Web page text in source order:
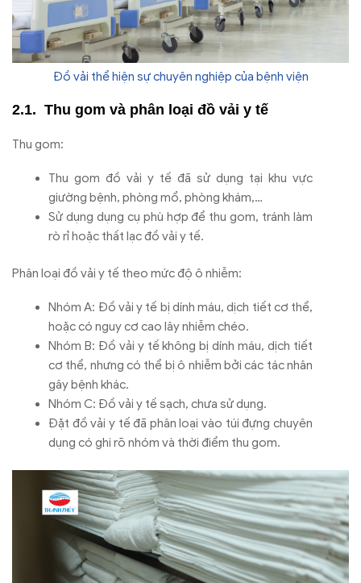
Đồ vải thể hiện sự chuyên nghiệp của bệnh viện
Thu gom và phân loại đồ vải y tế
Thu gom:
Thu gom đồ vải y tế đã sử dụng tại khu vực
giường bệnh, phòng mổ, phòng khám,…
Sử dụng dụng cụ phù hợp để thu gom, tránh làm
rò rỉ hoặc thất lạc đồ vải y tế.
Phân loại đồ vải y tế theo mức độ ô nhiễm:
Nhóm A: Đồ vải y tế bị dính máu, dịch tiết cơ thể,
hoặc có nguy cơ cao lây nhiễm chéo.
Nhóm B: Đồ vải y tế không bị dính máu, dịch tiết
cơ thể, nhưng có thể bị ô nhiễm bởi các tác nhân
gây bệnh khác.
Nhóm C: Đồ vải y tế sạch, chưa sử dụng.
Đặt đồ vải y tế đã phân loại vào túi đựng chuyên
dụng có ghi rõ nhóm và thời điểm thu gom.